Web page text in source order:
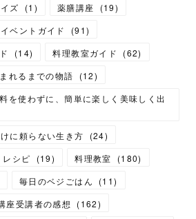
ズ (1 ) 薬膳講座 (19)
イベントガイド (91)
(14) 料理教室ガイド (62)
れるまでの物語
(12)
を使わずに、簡単に楽しく美味しく出
に頼らない生き方 (24)
レシピ (19) 料理教室 (180)
毎日のベジごはん (11)
座受講者の感想 (162)